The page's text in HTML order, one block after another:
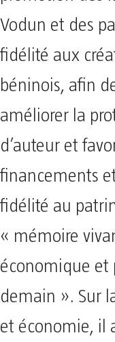
Vodun et des
fidélité aux
béninois, afin
améliorer la
d’auteur et
financements
fidélité au
« mémoire
économique et
demain ». Sur
et économie, il